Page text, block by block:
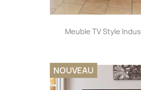
Meuble TV Style
NOUVEAU